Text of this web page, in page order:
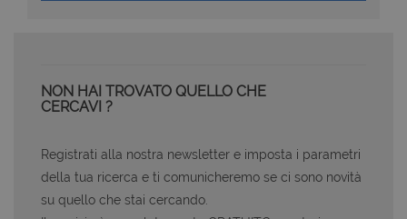
NON HAI TROVATO QUELLO CHE
CERCAVI ?
Registrati alla nostra newsletter e imposta i parametri
della tua ricerca e ti comunicheremo se ci sono novità
su quello che stai cercando.